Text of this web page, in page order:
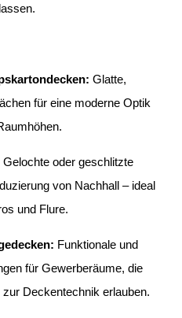
Glatte,
für eine moderne Optik
Gelochte oder geschlitzte
von Nachhall – ideal
und Flure.
Funktionale und
für Gewerberäume, die
zur Deckentechnik erlauben.